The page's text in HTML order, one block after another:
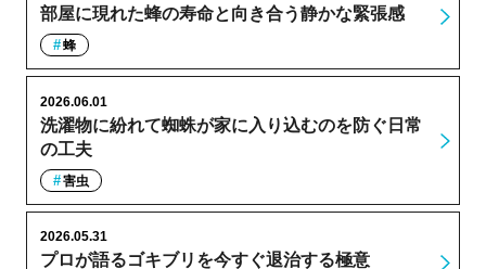
部屋に現れた蜂の寿命と向き合う静かな緊張感
蜂
洗濯物に紛れて蜘蛛が家に入り込むのを防ぐ日常
の工夫
2026.06.01
害虫
プロが語るゴキブリを今すぐ退治する極意
2026.05.31